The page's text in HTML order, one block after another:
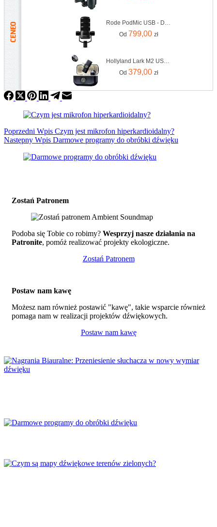
Od 799,00 zł
Hollyland Lark M2 USB-C
Od 379,00 zł
Poprzedni Wpis Czym jest mikrofon hiperkardioidalny?
Następny Wpis Darmowe programy do obróbki dźwięku
Zostań Patronem
Podoba się Tobie co robimy? Wesprzyj nasze działania na
Patronite, pomóż realizować projekty ekologiczne.
Zostań Patronem
Postaw nam kawę
Możesz nam również postawić "kawę", takie wsparcie również
pomaga nam w realizacji projektów dźwiękowych.
Postaw nam kawę